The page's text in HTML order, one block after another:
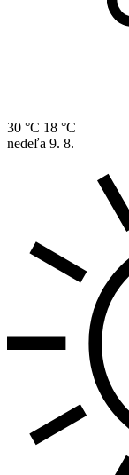
30 °C 18 °C
nedeľa 9. 8.